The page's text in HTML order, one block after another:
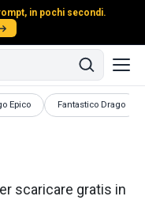
in pochi secondi.
Epico Fantastico Drago
Sfondi
scaricare gratis in